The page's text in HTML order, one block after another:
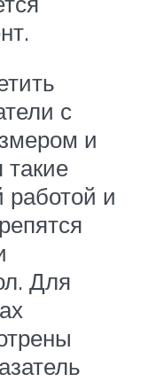
с
и
работой и
Для